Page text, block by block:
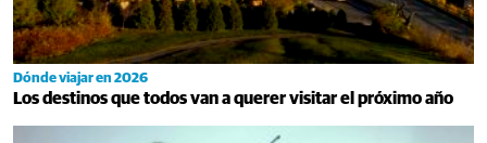
Dónde viajar en 2026
Los destinos que todos van a querer visitar el próximo año